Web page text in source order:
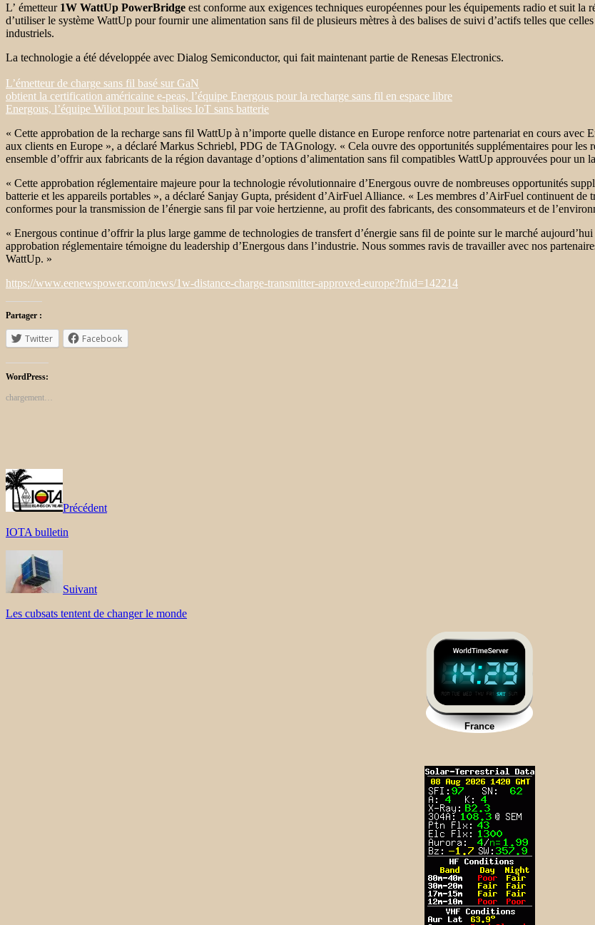
L’ émetteur 1W WattUp PowerBridge est conforme aux exigences techniques européennes pour les équipements radio et suit
d’utiliser le système WattUp pour fournir une alimentation sans fil de plusieurs mètres à des balises de suivi d’actifs telles que
industriels.
La technologie a été développée avec Dialog Semiconductor, qui fait maintenant partie de Renesas Electronics.
L’émetteur de charge sans fil basé sur GaN
obtient la certification américaine e-peas, l’équipe Energous pour la recharge sans fil en espace libre
Energous, l’équipe Wiliot pour les balises IoT sans batterie
« Cette approbation de la recharge sans fil WattUp à n’importe quelle distance en Europe renforce notre partenariat en cours avec
aux clients en Europe », a déclaré Markus Schriebl, PDG de TAGnology. « Cela ouvre des opportunités supplémentaires pour les
ensemble d’offrir aux fabricants de la région davantage d’options d’alimentation sans fil compatibles WattUp approuvées pour un
« Cette approbation réglementaire majeure pour la technologie révolutionnaire d’Energous ouvre de nombreuses opportunités
batterie et les appareils portables », a déclaré Sanjay Gupta, président d’AirFuel Alliance. « Les membres d’AirFuel continuent
conformes pour la transmission de l’énergie sans fil par voie hertzienne, au profit des fabricants, des consommateurs et de
« Energous continue d’offrir la plus large gamme de technologies de transfert d’énergie sans fil de pointe sur le marché
approbation réglementaire témoigne du leadership d’Energous dans l’industrie. Nous sommes ravis de travailler avec nos
WattUp. »
https://www.eenewspower.com/news/1w-distance-charge-transmitter-approved-europe?fnid=142214
Partager :
Twitter Facebook
WordPress:
chargement…
Précédent
IOTA bulletin
Suivant
Les cubsats tentent de changer le monde